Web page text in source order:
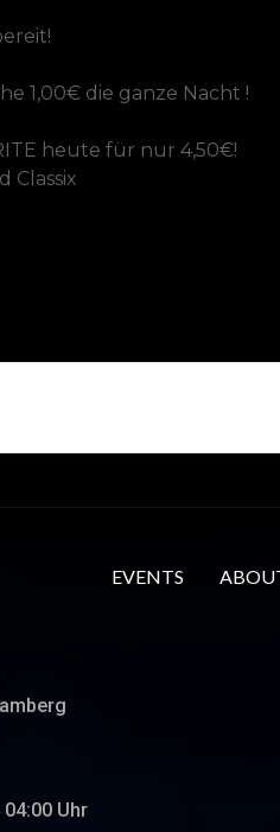
1,00€ die ganze Nacht !
heute für nur 4,50€!
Classix
EVENTS
Uhr